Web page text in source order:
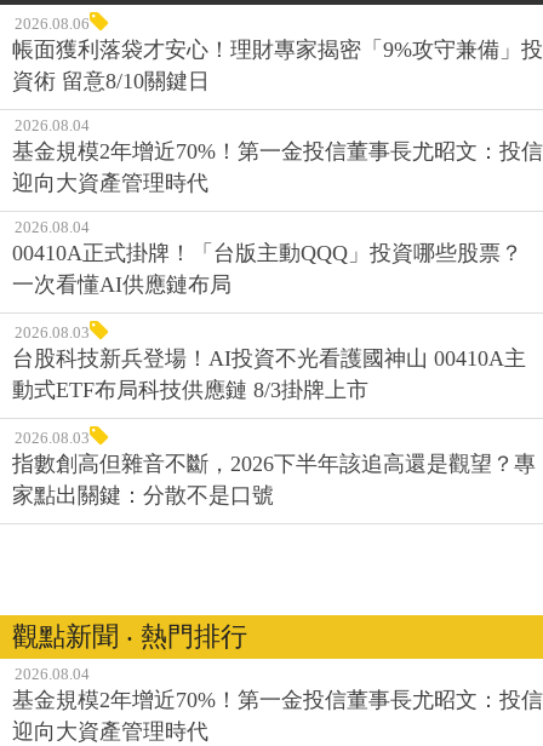
2026.08.06
帳面獲利落袋才安心！理財專家揭密「9%攻守兼備」投
資術 留意8/10關鍵日
2026.08.04
基金規模2年增近70%！第一金投信董事長尤昭文：投信
迎向大資產管理時代
2026.08.04
00410A正式掛牌！「台版主動QQQ」投資哪些股票？
一次看懂AI供應鏈布局
2026.08.03
台股科技新兵登場！AI投資不光看護國神山 00410A主
動式ETF布局科技供應鏈 8/3掛牌上市
2026.08.03
指數創高但雜音不斷，2026下半年該追高還是觀望？專
家點出關鍵：分散不是口號
觀點新聞 ‧ 熱門排行
2026.08.04
基金規模2年增近70%！第一金投信董事長尤昭文：投信
迎向大資產管理時代